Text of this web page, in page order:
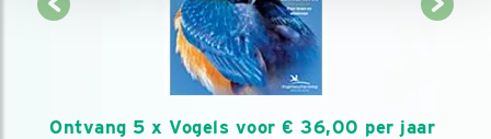
Ontvang 5 x Vogels voor € 36,00 per jaar